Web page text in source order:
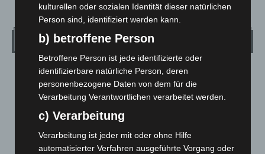
Wetter
LANGENHAGEN
Mäßig Bewölkt
16.4
14.9
kulturellen oder sozialen Identität dieser natürlichen
Person sind, identifiziert werden kann.
b) betroffene Person
Betroffene Person ist jede identifizierte oder
identifizierbare natürliche Person, deren
personenbezogene Daten von dem für die
Verarbeitung Verantwortlichen verarbeitet werden.
c) Verarbeitung
Verarbeitung ist jeder mit oder ohne Hilfe
automatisierter Verfahren ausgeführte Vorgang oder